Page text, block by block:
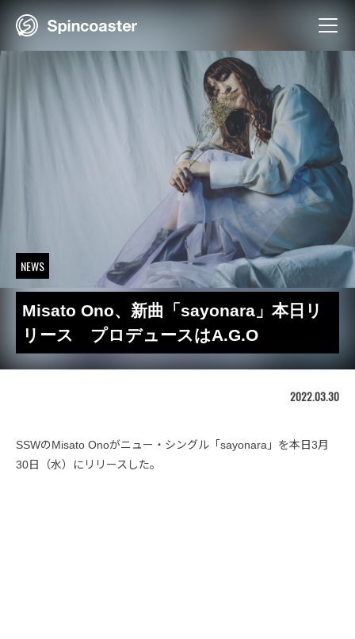
NEWS
Misato Ono、新曲「sayonara」本日リ
リース プロデュースはA.G.O
2022.03.30
SSWのMisato Onoがニュー・シングル「sayonara」を本日3月
30日（水）にリリースした。